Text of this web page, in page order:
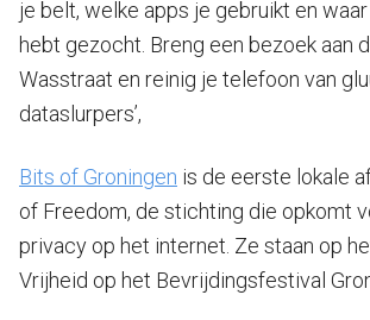
je belt, welke apps je gebruikt en
hebt gezocht. Breng een bezoek aan
Wasstraat en reinig je telefoon van
dataslurpers’,
Bits of Groningen is de eerste lokale
of Freedom, de stichting die opkomt
privacy op het internet. Ze staan op
Vrijheid op het Bevrijdingsfestival